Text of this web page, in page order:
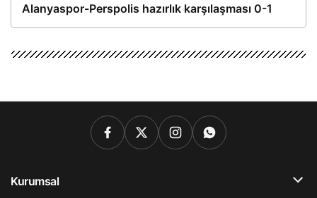
Alanyaspor-Perspolis hazırlık karşılaşması 0-1
Kurumsal